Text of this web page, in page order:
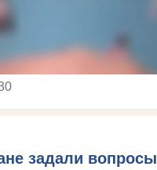
задали вопросы